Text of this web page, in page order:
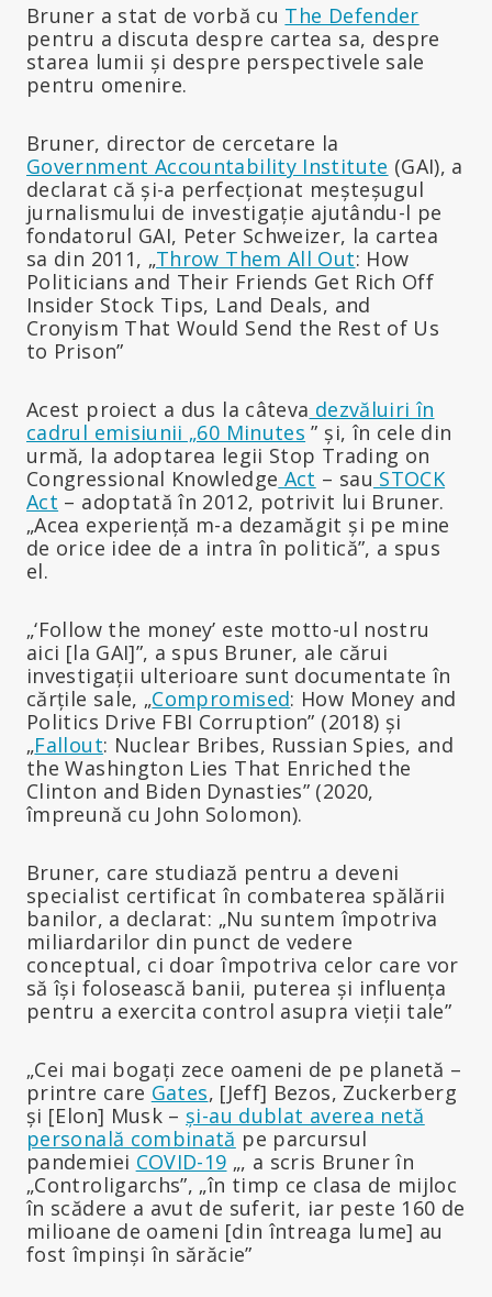
Bruner a stat de vorbă cu The Defender
pentru a discuta despre cartea sa, despre
starea lumii și despre perspectivele sale
pentru omenire.
Bruner, director de cercetare la
Government Accountability Institute (GAI), a
declarat că și-a perfecționat meșteșugul
jurnalismului de investigație ajutându-l pe
fondatorul GAI, Peter Schweizer, la cartea
sa din 2011, „Throw Them All Out: How
Politicians and Their Friends Get Rich Off
Insider Stock Tips, Land Deals, and
Cronyism That Would Send the Rest of Us
to Prison”
Acest proiect a dus la câteva dezvăluiri în
cadrul emisiunii „60 Minutes ” și, în cele din
urmă, la adoptarea legii Stop Trading on
Congressional Knowledge Act – sau STOCK
Act – adoptată în 2012, potrivit lui Bruner.
„Acea experiență m-a dezamăgit și pe mine
de orice idee de a intra în politică”, a spus
el.
„‘Follow the money’ este motto-ul nostru
aici [la GAI]”, a spus Bruner, ale cărui
investigații ulterioare sunt documentate în
cărțile sale, „Compromised: How Money and
Politics Drive FBI Corruption” (2018) și
„Fallout: Nuclear Bribes, Russian Spies, and
the Washington Lies That Enriched the
Clinton and Biden Dynasties” (2020,
împreună cu John Solomon).
Bruner, care studiază pentru a deveni
specialist certificat în combaterea spălării
banilor, a declarat: „Nu suntem împotriva
miliardarilor din punct de vedere
conceptual, ci doar împotriva celor care vor
să își folosească banii, puterea și influența
pentru a exercita control asupra vieții tale”
„Cei mai bogați zece oameni de pe planetă –
printre care Gates, [Jeff] Bezos, Zuckerberg
și [Elon] Musk – și-au dublat averea netă
personală combinată pe parcursul
pandemiei COVID-19 „, a scris Bruner în
„Controligarchs”, „în timp ce clasa de mijloc
în scădere a avut de suferit, iar peste 160 de
milioane de oameni [din întreaga lume] au
fost împinși în sărăcie”